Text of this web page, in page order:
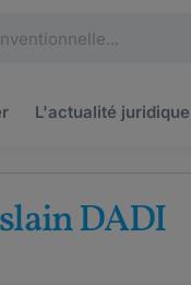
L'actualité juridique
DADI